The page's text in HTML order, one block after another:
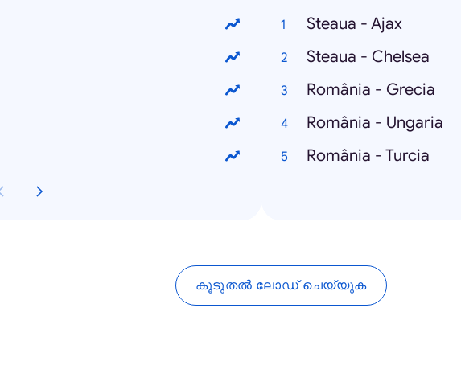
Steaua - Ajax
Steaua - Chelsea
România - Grecia
România - Ungaria
România - Turcia
കൂടുതൽ ലോഡ് ചെയ്യുക